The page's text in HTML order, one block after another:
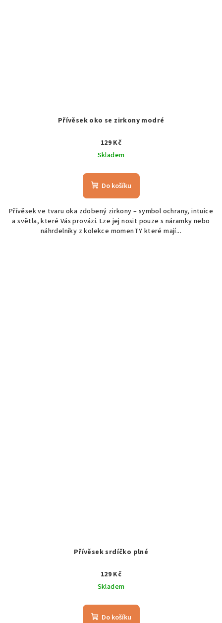
Přívěsek oko se zirkony modré
129 Kč
Skladem
Do košíku
Přívěsek ve tvaru oka zdobený zirkony – symbol ochrany, intuice
a světla, které Vás provází. Lze jej nosit pouze s náramky nebo
náhrdelníky z kolekce momenTY které mají...
Přívěsek srdíčko plné
129 Kč
Skladem
Do košíku